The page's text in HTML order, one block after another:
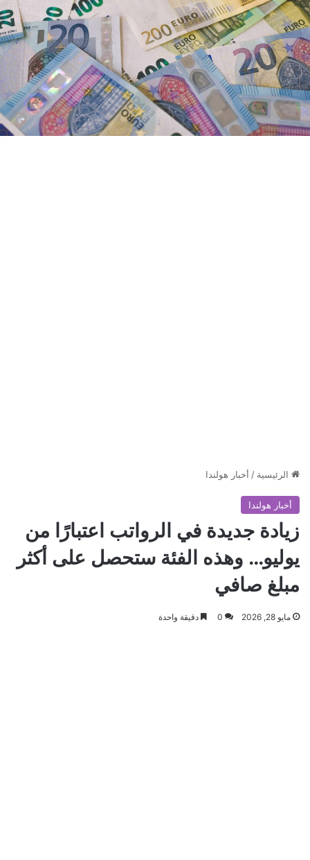
الرئيسية / أخبار هولندا
أخبار هولندا
زيادة جديدة في الرواتب اعتبارًا من
يوليو… وهذه الفئة ستحصل على أكثر
مبلغ صافي
مايو 28, 2026 0 دقيقة واحدة